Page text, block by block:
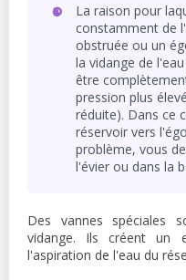
La raison pour
constamment de
obstruée ou un
la vidange de
être
pression plus
réduite). Dans ce
réservoir vers
problème, vous
l'évier ou dans la
Des vannes spéciales
vidange. Ils créent un
l'aspiration de l'eau du